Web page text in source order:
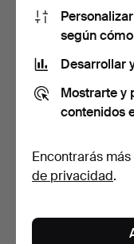
CARL MALMSTEN.
Subastado 6 ago 2026
7 pujas
64 USD
según
Desarrollar
Mostrarte y
contenidos
Encontrarás
de privacidad.